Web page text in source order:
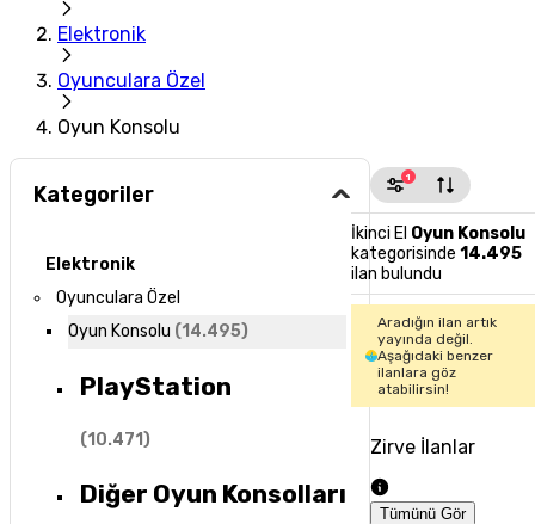
Elektronik
Oyunculara Özel
Oyun Konsolu
Kategoriler
Elektronik
Oyunculara Özel
Oyun Konsolu (14.495)
PlayStation
(10.471)
Diğer Oyun Konsolları
1
İkinci El Oyun Konsolu
kategorisinde 14.495
ilan bulundu
Aradığın ilan artık
yayında değil.
Aşağıdaki benzer
ilanlara göz
atabilirsin!
Zirve İlanlar
Tümünü Gör